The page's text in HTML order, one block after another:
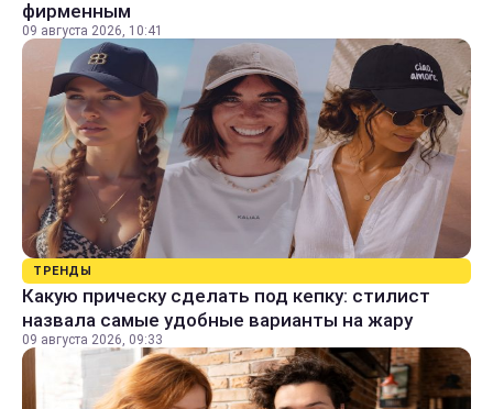
фирменным
09 августа 2026, 10:41
ТРЕНДЫ
Какую прическу сделать под кепку: стилист
назвала самые удобные варианты на жару
09 августа 2026, 09:33